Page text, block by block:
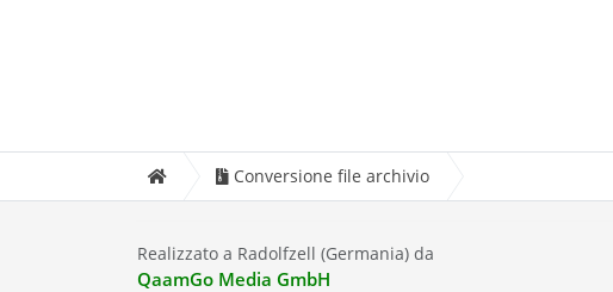
Conversione file archivio
Realizzato a Radolfzell (Germania) da
QaamGo Media GmbH